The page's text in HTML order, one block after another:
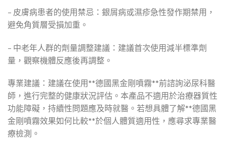
– 皮膚病患者的使用禁忌：銀屑病或濕疹急性發作期禁用，
避免角質層受損加重。
– 中老年人群的劑量調整建議：建議首次使用減半標準劑
量，觀察機體反應後再調整。
專業建議：建議在使用**德國黑金剛噴霧**前諮詢泌尿科醫
師，進行完整的健康狀況評估。本產品不適用於治療器質性
功能障礙，持續性問題應及時就醫。若想具體了解**德國黑
金剛噴霧效果如何比較**於個人體質適用性，應尋求專業醫
療檢測。